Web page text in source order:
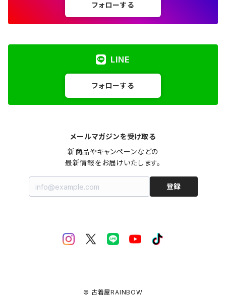
フォローする
LINE
フォローする
メールマガジンを受け取る
新商品やキャンペーンなどの
最新情報をお届けいたします。
登録
© 古着屋RAINBOW